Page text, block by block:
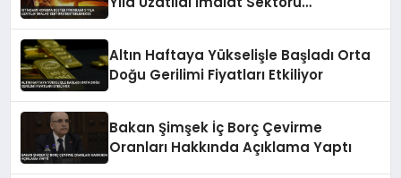
Altın Haftaya Yükselişle Başladı Orta
Doğu Gerilimi Fiyatları Etkiliyor
Bakan Şimşek İç Borç Çevirme
Oranları Hakkında Açıklama Yaptı